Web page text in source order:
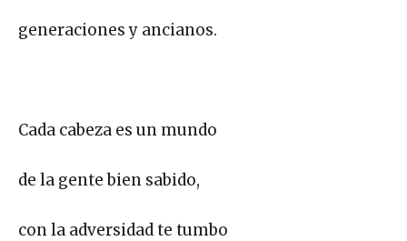
generaciones y ancianos.
Cada cabeza es un mundo
de la gente bien sabido,
con la adversidad te tumbo